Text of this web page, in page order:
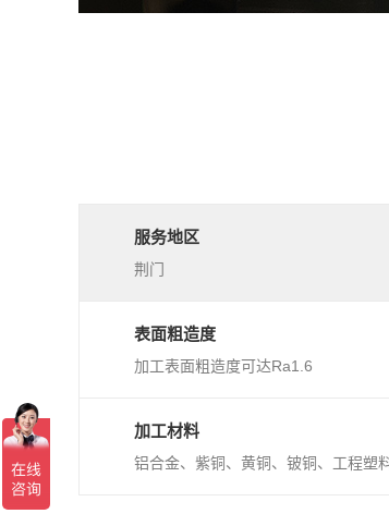
服务地区
荆门
表面粗造度
加工表面粗造度可达Ra1.6
加工材料
铝合金、紫铜、黄铜、铍铜、工程塑